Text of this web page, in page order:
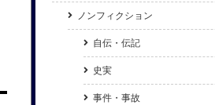
ノンフィクション
自伝・伝記
史実
事件・事故